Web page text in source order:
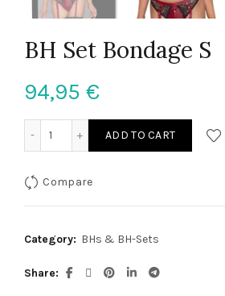
BH Set Bondage S
94,95 €
ADD TO CART
Compare
Category: BHs & BH-Sets
Share